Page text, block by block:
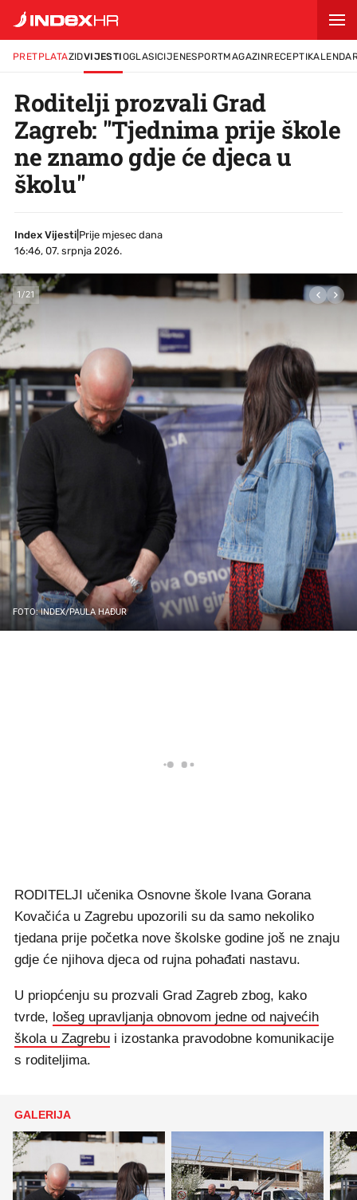
PRETPLATAZIDVIJESTIOGLASICIJENESPORTMAGAZINRECEPTI
Roditelji prozvali Grad
Zagreb: "Tjednima prije škole
ne znamo gdje će djeca u
školu"
Index Vijesti
Prije mjesec dana
16:46, 07. srpnja 2026.
1/21
FOTO: INDEX/PAULA HAĐUR
RODITELJI učenika Osnovne škole Ivana Gorana
Kovačića u Zagrebu upozorili su da samo nekoliko
tjedana prije početka nove školske godine još ne znaju
gdje će njihova djeca od rujna pohađati nastavu.
U priopćenju su prozvali Grad Zagreb zbog, kako
tvrde, lošeg upravljanja obnovom jedne od najvećih
škola u Zagrebu i izostanka pravodobne komunikacije
s roditeljima.
GALERIJA